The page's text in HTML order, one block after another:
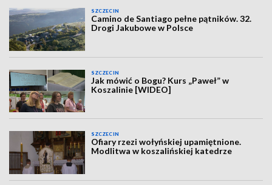
SZCZECIN
Camino de Santiago pełne pątników. 32.
Drogi Jakubowe w Polsce
SZCZECIN
Jak mówić o Bogu? Kurs „Paweł” w
Koszalinie [WIDEO]
SZCZECIN
Ofiary rzezi wołyńskiej upamiętnione.
Modlitwa w koszalińskiej katedrze